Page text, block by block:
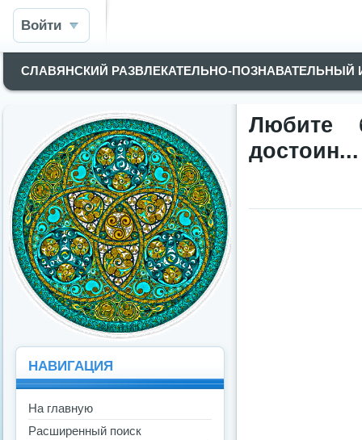
Войти
СЛАВЯНСКИЙ РАЗВЛЕКАТЕЛЬНО-
Любите
НАВИГАЦИЯ
На главную
Расширенный поиск